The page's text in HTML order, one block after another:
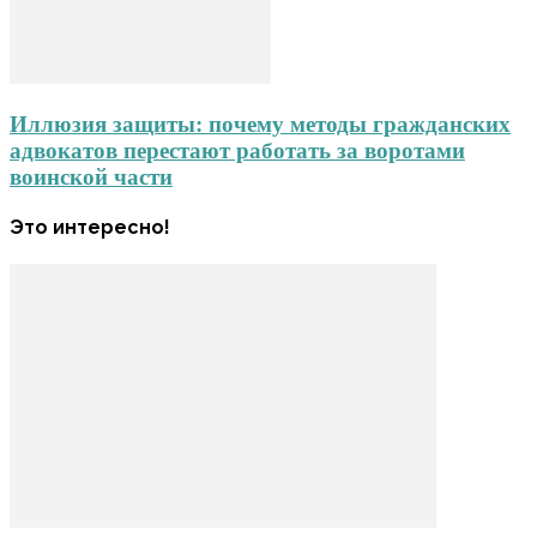
Иллюзия защиты: почему методы гражданских
адвокатов перестают работать за воротами
воинской части
Это интересно!